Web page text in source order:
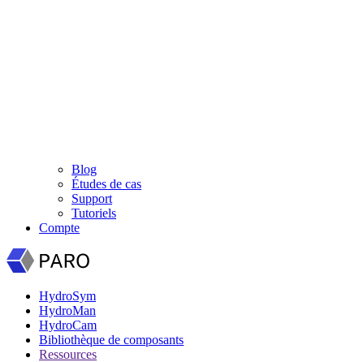
Blog
Études de cas
Support
Tutoriels
Compte
HydroSym
HydroMan
HydroCam
Bibliothèque de composants
Ressources